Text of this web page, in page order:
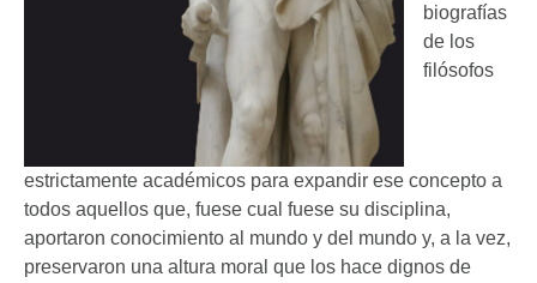
biografías
de los
filósofos
estrictamente académicos para expandir ese concepto a
todos aquellos que, fuese cual fuese su disciplina,
aportaron conocimiento al mundo y del mundo y, a la vez,
preservaron una altura moral que los hace dignos de